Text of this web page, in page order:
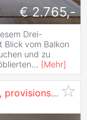
€ 2.765,-
Drei-
Blick vom Balkon
und zu
... [Mehr]
, provisionsfrei